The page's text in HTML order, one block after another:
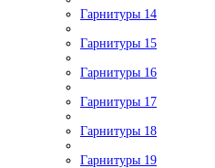
Гарнитуры 14
Гарнитуры 15
Гарнитуры 16
Гарнитуры 17
Гарнитуры 18
Гарнитуры 19